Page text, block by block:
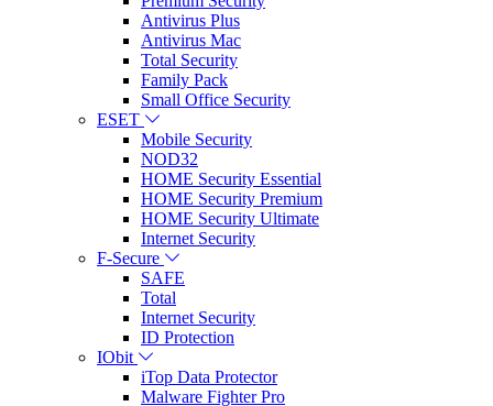
Antivirus Plus
Antivirus Mac
Total Security
Family Pack
Small Office Security
ESET
Mobile Security
NOD32
HOME Security Essential
HOME Security Premium
HOME Security Ultimate
Internet Security
F-Secure
SAFE
Total
Internet Security
ID Protection
IObit
iTop Data Protector
Malware Fighter Pro